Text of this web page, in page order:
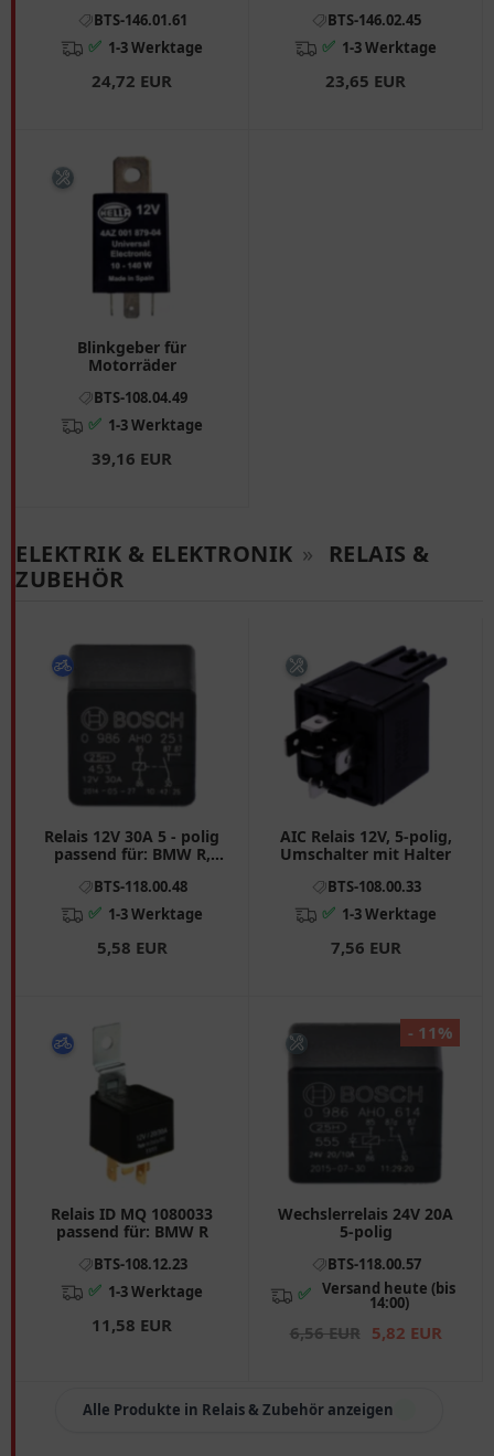
BTS-146.01.61
✅ 1-3 Werktage
24,72 EUR
BTS-146.02.45
✅ 1-3 Werktage
23,65 EUR
Blinkgeber für
Motorräder
BTS-108.04.49
✅ 1-3 Werktage
39,16 EUR
ELEKTRIK & ELEKTRONIK »
RELAIS &
ZUBEHÖR
Relais 12V 30A 5 - polig
passend für: BMW R,
BTS-118.00.48
✅ 1-3 Werktage
5,58 EUR
AIC Relais 12V, 5-polig,
Umschalter mit Halter
BTS-108.00.33
✅ 1-3 Werktage
7,56 EUR
Relais ID MQ 1080033
passend für: BMW R
BTS-108.12.23
✅ 1-3 Werktage
11,58 EUR
Wechslerrelais 24V 20A
5-polig
BTS-118.00.57
✅ Versand heute (bis
14:00)
6,56 EUR 5,82 EUR
- 11%
Alle Produkte in Relais & Zubehör anzeigen